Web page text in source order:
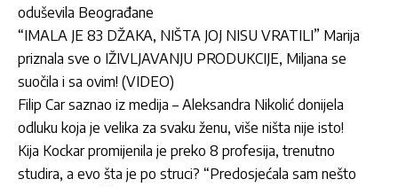
oduševila Beograđane
“IMALA JE 83 DŽAKA, NIŠTA JOJ NISU VRATILI” Marija
priznala sve o IŽIVLJAVANJU PRODUKCIJE, Miljana se
suočila i sa ovim! (VIDEO)
Filip Car saznao iz medija – Aleksandra Nikolić donijela
odluku koja je velika za svaku ženu, više ništa nije isto!
Kija Kockar promijenila je preko 8 profesija, trenutno
studira, a evo šta je po struci? “Predosjećala sam nešto